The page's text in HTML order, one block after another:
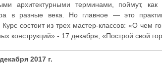
архитектурными терминами, поймут,
в разные века. Но главное — это
состоит из трех мастер-классов: «О чем
конструкций» - 17 декабря, «Построй свой
2017 г.